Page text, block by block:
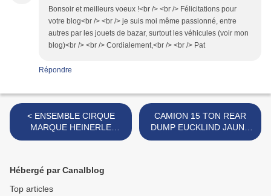
Bonsoir et meilleurs voeux !<br /> <br /> Félicitations pour
votre blog<br /> <br /> je suis moi même passionné, entre
autres par les jouets de bazar, surtout les véhicules (voir mon
blog)<br /> <br /> Cordialement,<br /> <br /> Pat
Répondre
< ENSEMBLE CIRQUE
MARQUE HEINERLE
MANURBA
CAMION 15 TON REAR
DUMP EUCKLIND JAUNE
MARQUE TUDOR ROSE >
Hébergé par Canalblog
Top articles